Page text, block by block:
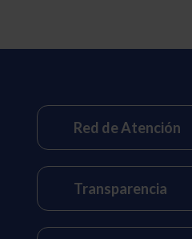
Red de Atención
Transparencia